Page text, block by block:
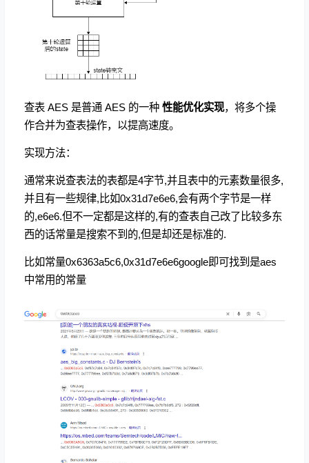
查表 AES 是普通 AES 的一种 性能优化实现，将多个操
作合并为查表操作，以提高速度。
实现方法：
通常来说查表法的表都是4字节,并且表中的元素数量很多,
并且有一些规律,比如0x31d7e6e6,会有两个字节是一样
的,e6e6.但不一定都是这样的,有的查表自己改了比较多东
西的话常量是搜索不到的,但是却还是标准的.
比如常量0x6363a5c6,0x31d7e6e6google即可找到是aes
中常用的常量